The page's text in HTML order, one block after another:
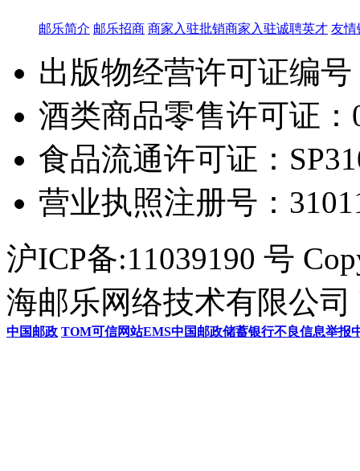
邮乐简介 邮乐招商 商家入驻批销商家入驻诚聘英才 友情
出版物经营许可证编
酒类商品零售许可证：
食品流通许可证：
营业执照注册号：
沪ICP备:11039190 号
海邮乐网络技术有限公司
中国邮政 TOM可信网站EMS中国邮政储蓄银行不良信息举报